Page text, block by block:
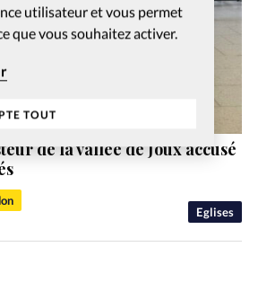
utilisateur et vous permet
que vous souhaitez activer.
TOUT
Eglises
de la vallée de Joux accusé